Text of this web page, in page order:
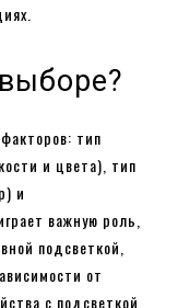
тип
и цвета), тип
и
важную роль,
подсветкой,
от
с подсветкой,